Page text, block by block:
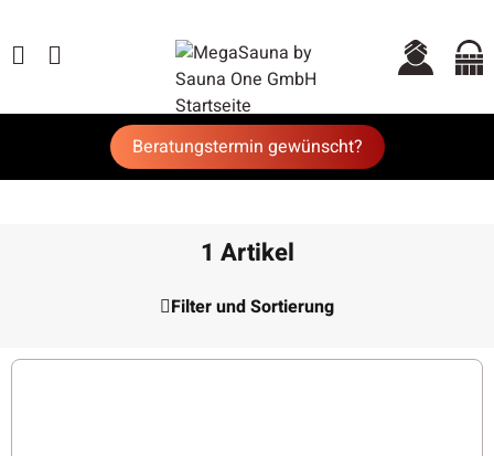
Beratungstermin gewünscht?
1 Artikel
Filter und Sortierung